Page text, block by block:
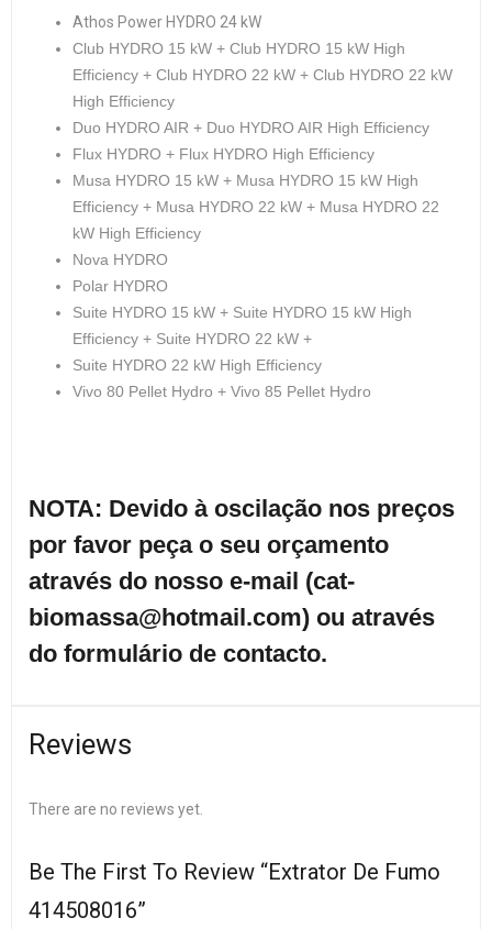
Athos Power HYDRO 24 kW
Club HYDRO 15 kW + Club HYDRO 15 kW High
Efficiency + Club HYDRO 22 kW + Club HYDRO 22 kW
High Efficiency
Duo HYDRO AIR + Duo HYDRO AIR High Efficiency
Flux HYDRO + Flux HYDRO High Efficiency
Musa HYDRO 15 kW + Musa HYDRO 15 kW High
Efficiency + Musa HYDRO 22 kW + Musa HYDRO 22
kW High Efficiency
Nova HYDRO
Polar HYDRO
Suite HYDRO 15 kW + Suite HYDRO 15 kW High
Efficiency + Suite HYDRO 22 kW +
Suite HYDRO 22 kW High Efficiency
Vivo 80 Pellet Hydro + Vivo 85 Pellet Hydro
NOTA: Devido à oscilação nos preços
por favor peça o seu orçamento
através do nosso e-mail (cat-
biomassa@hotmail.com) ou através
do formulário de contacto.
Reviews
There are no reviews yet.
Be The First To Review “Extrator De Fumo
414508016”